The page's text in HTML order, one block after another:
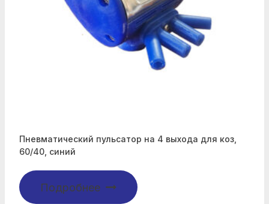
Пневматический пульсатор на 4 выхода для коз,
60/40, синий
Подробнее